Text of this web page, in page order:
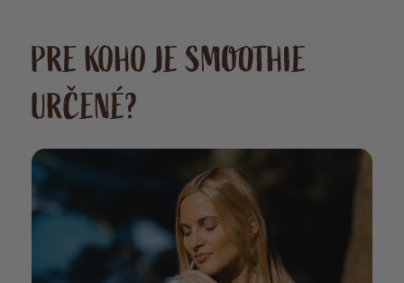
PRE KOHO JE SMOOTHIE
URČENÉ?